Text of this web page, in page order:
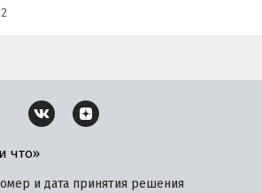
что»
и дата принятия решения